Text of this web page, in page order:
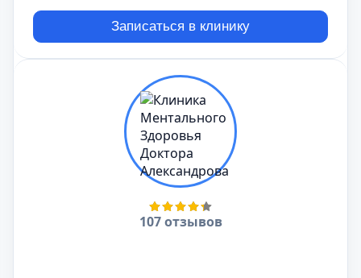
Записаться в клинику
107 отзывов